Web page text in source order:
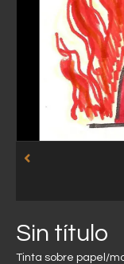
Sin título
Tinta sobre papel/